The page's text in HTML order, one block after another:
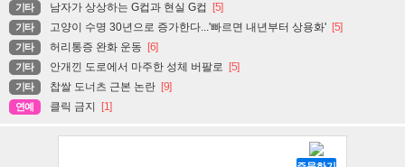
기타 남자가 상상하는 G컵과 현실 G컵 [5]
기타 고양이 수명 30년으로 증가한다...'빠르면 내년부터 상용화' [5]
기타 허리통증 완화 운동 [6]
기타 안개낀 도로에서 마주한 성체 버팔로 [5]
기타 찹쌀 도너츠 근본 논란 [9]
연예 클릭 금지 [1]